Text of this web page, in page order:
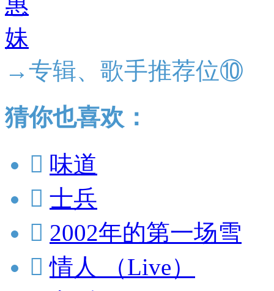
→专辑、歌手推荐位⑩
猜你也喜欢：
 味道
 士兵
 2002年的第一场雪
 情人 （Live）